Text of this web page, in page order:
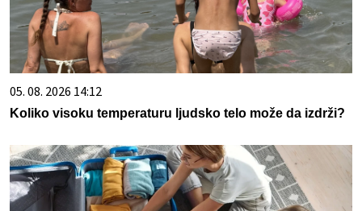
05. 08. 2026 14:12
Koliko visoku temperaturu ljudsko telo može da izdrži?